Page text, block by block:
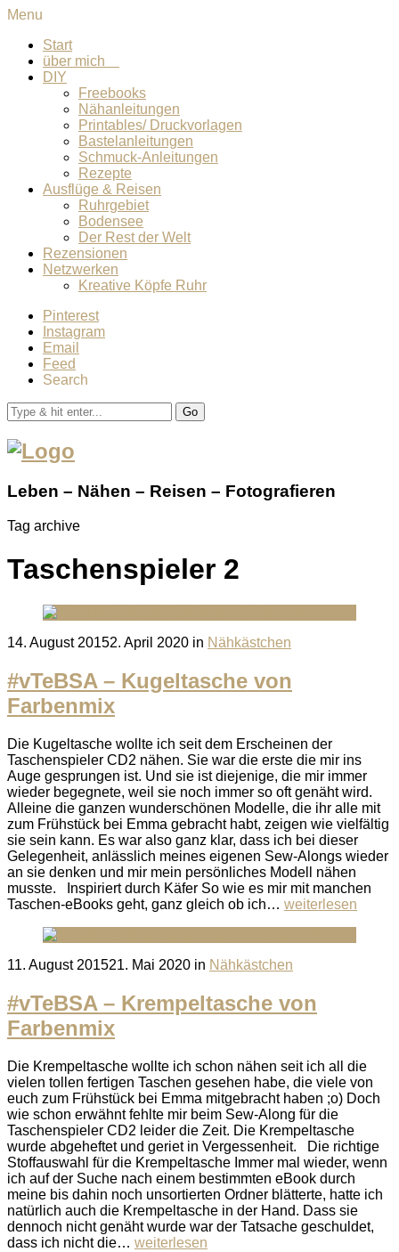
Menu
Start
über mich
DIY
Freebooks
Nähanleitungen
Printables/ Druckvorlagen
Bastelanleitungen
Schmuck-Anleitungen
Rezepte
Ausflüge & Reisen
Ruhrgebiet
Bodensee
Der Rest der Welt
Rezensionen
Netzwerken
Kreative Köpfe Ruhr
Pinterest
Instagram
Email
Feed
Search
Go
Leben – Nähen – Reisen – Fotografieren
Tag archive
Taschenspieler 2
Posted
14. August 20152. April 2020 in Nähkästchen
#vTeBSA – Kugeltasche von
Farbenmix
Die Kugeltasche wollte ich seit dem Erscheinen der
Taschenspieler CD2 nähen. Sie war die erste die mir ins
Auge gesprungen ist. Und sie ist diejenige, die mir immer
wieder begegnete, weil sie noch immer so oft genäht wird.
Alleine die ganzen wunderschönen Modelle, die ihr alle mit
zum Frühstück bei Emma gebracht habt, zeigen wie vielfältig
sie sein kann. Es war also ganz klar, dass ich bei dieser
Gelegenheit, anlässlich meines eigenen Sew-Alongs wieder
an sie denken und mir mein persönliches Modell nähen
musste. Inspiriert durch Käfer So wie es mir mit manchen
Taschen-eBooks geht, ganz gleich ob ich… weiterlesen
Posted
11. August 201521. Mai 2020 in Nähkästchen
#vTeBSA – Krempeltasche von
Farbenmix
Die Krempeltasche wollte ich schon nähen seit ich all die
vielen tollen fertigen Taschen gesehen habe, die viele von
euch zum Frühstück bei Emma mitgebracht haben ;o) Doch
wie schon erwähnt fehlte mir beim Sew-Along für die
Taschenspieler CD2 leider die Zeit. Die Krempeltasche
wurde abgeheftet und geriet in Vergessenheit. Die richtige
Stoffauswahl für die Krempeltasche Immer mal wieder, wenn
ich auf der Suche nach einem bestimmten eBook durch
meine bis dahin noch unsortierten Ordner blätterte, hatte ich
natürlich auch die Krempeltasche in der Hand. Dass sie
dennoch nicht genäht wurde war der Tatsache geschuldet,
dass ich nicht die… weiterlesen